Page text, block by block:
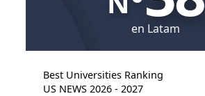
en Latam
Best Universities Ranking
US NEWS 2026 - 2027